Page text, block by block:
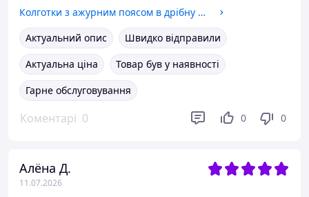
Колготки з ажурним поясом в дрібну сітку Sexy OneSize білий (1-124)
Актуальний опис
Швидко відправили
Актуальна ціна
Товар був у наявності
Гарне обслуговування
Коментарі 0 0 0
Алёна Д.
11.07.2026